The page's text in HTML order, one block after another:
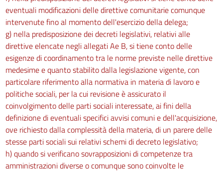
eventuali modificazioni delle direttive comunitarie comunque
intervenute fino al momento dell'esercizio della delega;
g) nella predisposizione dei decreti legislativi, relativi alle
direttive elencate negli allegati Ae B, si tiene conto delle
esigenze di coordinamento tra le norme previste nelle direttive
medesime e quanto stabilito dalla legislazione vigente, con
particolare riferimento alla normativa in materia di lavoro e
politiche sociali, per la cui revisione è assicurato il
coinvolgimento delle parti sociali interessate, ai fini della
definizione di eventuali specifici avvisi comuni e dell'acquisizione,
ove richiesto dalla complessità della materia, di un parere delle
stesse parti sociali sui relativi schemi di decreto legislativo;
h) quando si verificano sovrapposizioni di competenze tra
amministrazioni diverse o comunque sono coinvolte le